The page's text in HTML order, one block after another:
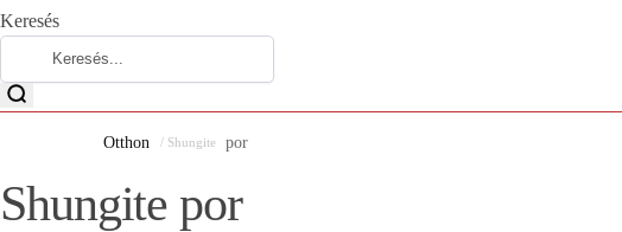
Keresés
Otthon / Shungite por
Shungite por